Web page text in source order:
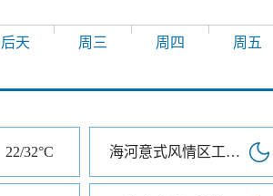
后天 周三 周四 周五
22/32°C 海河意式风情区工业园A区